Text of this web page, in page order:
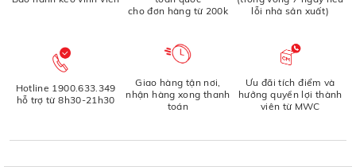
cho đơn hàng từ 200k
lỗi nhà sản xuất)
Hotline 1900.633.349
hỗ trợ từ 8h30-21h30
Giao hàng tận nơi,
nhận hàng xong thanh
toán
Ưu đãi tích điểm và
hưởng quyền lợi thành
viên từ MWC